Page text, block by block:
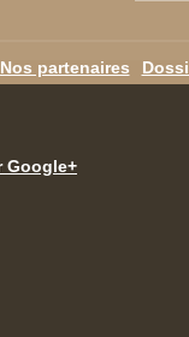
Nos partenaires